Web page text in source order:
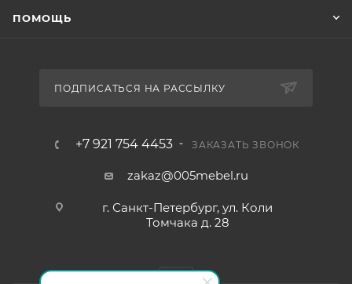
ПОМОЩЬ
ПОДПИСАТЬСЯ НА РАССЫЛКУ
+7 921 754 4453 ЗАКАЗАТЬ ЗВОНОК
zakaz@005mebel.ru
г. Санкт-Петербург, ул. Коли
Томчака д. 28